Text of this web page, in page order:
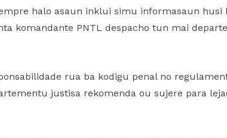
halo asaun inklui simu informasaun husi
komandante PNTL despacho tun mai
rua ba kodigu penal no
justisa rekomenda ou sujere para